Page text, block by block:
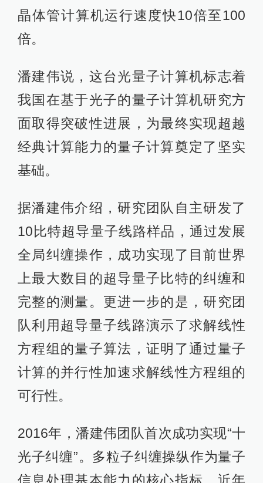
晶体管计算机运行速度快10倍至100
倍。
潘建伟说，这台光量子计算机标志着
我国在基于光子的量子计算机研究方
面取得突破性进展，为最终实现超越
经典计算能力的量子计算奠定了坚实
基础。
据潘建伟介绍，研究团队自主研发了
10比特超导量子线路样品，通过发展
全局纠缠操作，成功实现了目前世界
上最大数目的超导量子比特的纠缠和
完整的测量。更进一步的是，研究团
队利用超导量子线路演示了求解线性
方程组的量子算法，证明了通过量子
计算的并行性加速求解线性方程组的
可行性。
2016年，潘建伟团队首次成功实现“十
光子纠缠”。多粒子纠缠操纵作为量子
信息处理基本能力的核心指标，近年